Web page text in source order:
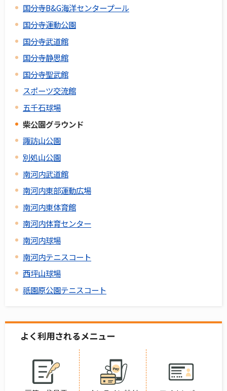
国分寺B&G海洋センタープール
国分寺運動公園
国分寺武道館
国分寺静思館
国分寺聖武館
スポーツ交流館
五千石球場
柴公園グラウンド
諏訪山公園
別処山公園
南河内武道館
南河内東部運動広場
南河内東体育館
南河内体育センター
南河内球場
南河内テニスコート
西坪山球場
祇園原公園テニスコート
よく利用されるメニュー